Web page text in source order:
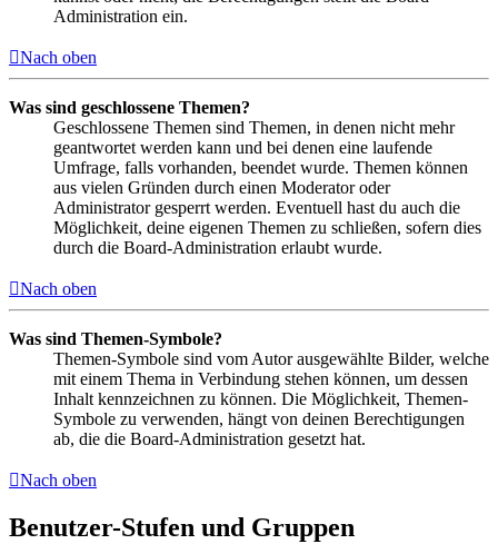
Administration ein.
Nach oben
Was sind geschlossene Themen?
Geschlossene Themen sind Themen, in denen nicht mehr
geantwortet werden kann und bei denen eine laufende
Umfrage, falls vorhanden, beendet wurde. Themen können
aus vielen Gründen durch einen Moderator oder
Administrator gesperrt werden. Eventuell hast du auch die
Möglichkeit, deine eigenen Themen zu schließen, sofern dies
durch die Board-Administration erlaubt wurde.
Nach oben
Was sind Themen-Symbole?
Themen-Symbole sind vom Autor ausgewählte Bilder, welche
mit einem Thema in Verbindung stehen können, um dessen
Inhalt kennzeichnen zu können. Die Möglichkeit, Themen-
Symbole zu verwenden, hängt von deinen Berechtigungen
ab, die die Board-Administration gesetzt hat.
Nach oben
Benutzer-Stufen und Gruppen